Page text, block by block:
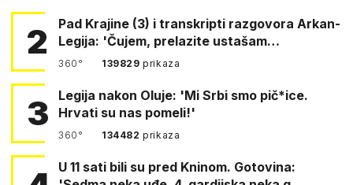
2
Pad Krajine (3) i transkripti razgovora Arkan-
Legija: 'Čujem, prelazite ustašam…
360° 139829prikaza
3
Legija nakon Oluje: 'Mi Srbi smo pič*ice.
Hrvati su nas pomeli!'
360° 134482prikaza
U 11 sati bili su pred Kninom. Gotovina: